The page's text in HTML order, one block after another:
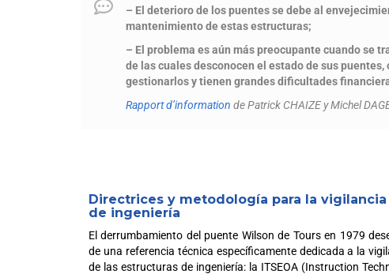
– El deterioro de los puentes se debe al
mantenimiento de estas estructuras;
– El problema es aún más preocupante cuando se
de las cuales desconocen el estado de sus
gestionarlos y tienen grandes dificultades
Rapport d’information de Patrick CHAIZE y Michel
Directrices y metodología para la
de ingeniería
El derrumbamiento del puente Wilson de Tours en 1979
de una referencia técnica específicamente dedicada a la
de las estructuras de ingeniería: la ITSEOA (Instruction